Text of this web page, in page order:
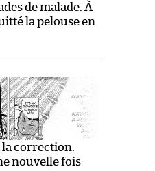
de malade. À
la pelouse en
la correction.
nouvelle fois